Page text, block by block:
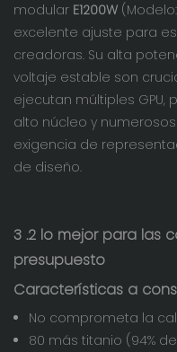
modular E1200W (Modelo:
excelente ajuste para
creadoras. Su alta
voltaje estable son
ejecutan múltiples
alto núcleo y
exigencia de
de diseño.
3 .2 lo mejor para las
presupuesto
Características a
No comprometa la
80 más titanio (94%